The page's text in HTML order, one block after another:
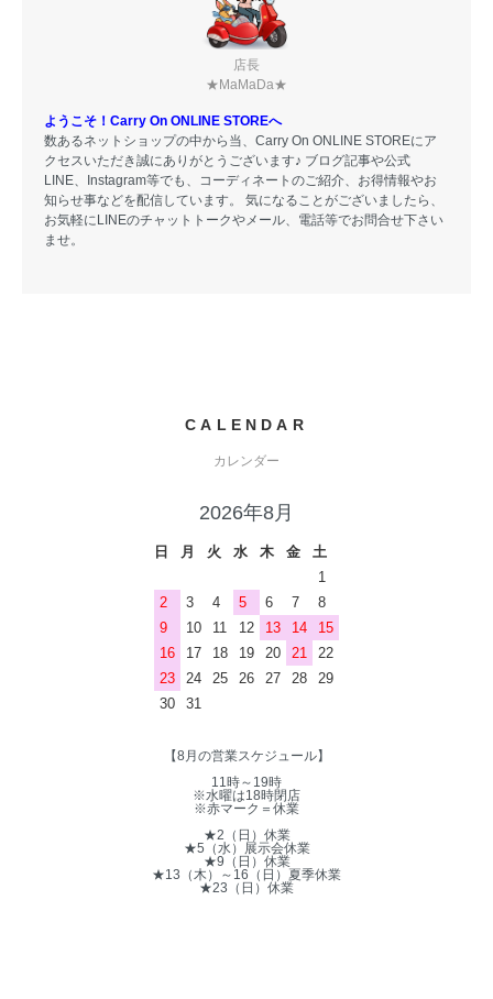
店長
★MaMaDa★
ようこそ！Carry On ONLINE STOREへ
数あるネットショップの中から当、Carry On ONLINE STOREにア
クセスいただき誠にありがとうございます♪ ブログ記事や公式
LINE、Instagram等でも、コーディネートのご紹介、お得情報やお
知らせ事などを配信しています。 気になることがございましたら、
お気軽にLINEのチャットトークやメール、電話等でお問合せ下さい
ませ。
CALENDAR
カレンダー
2026年8月
日 月 火 水 木 金
土
1
2
3 4 5 6 7
8
9
10 11 12 13 14
15
16
17 18 19 20 21
22
23
24 25 26 27 28
29
30
31
【8月の営業スケジュール】
11時～19時
※水曜は18時閉店
※赤マーク＝休業
★2（日）休業
★5（水）展示会休業
★9（日）休業
★13（木）～16（日）夏季休業
★23（日）休業